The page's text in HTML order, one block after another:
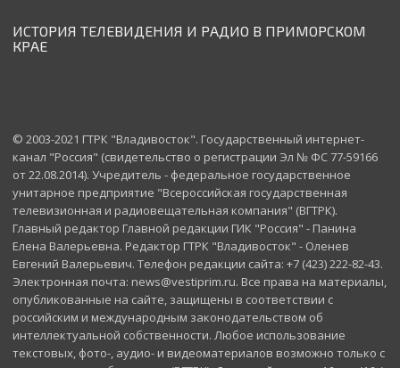
ИСТОРИЯ ТЕЛЕВИДЕНИЯ И РАДИО В ПРИМОРСКОМ
КРАЕ
© 2003-2021 ГТРК "Владивосток". Государственный интернет-
канал "Россия" (свидетельство о регистрации Эл № ФС 77-59166
от 22.08.2014). Учредитель - федеральное государственное
унитарное предприятие "Всероссийская государственная
телевизионная и радиовещательная компания" (ВГТРК).
Главный редактор Главной редакции ГИК "Россия" - Панина
Елена Валерьевна. Редактор ГТРК "Владивосток" - Оленев
Евгений Валерьевич. Телефон редакции сайта: +7 (423) 222-82-43.
Электронная почта: news@vestiprim.ru. Все права на материалы,
опубликованные на сайте, защищены в соответствии с
российским и международным законодательством об
интеллектуальной собственности. Любое использование
текстовых, фото-, аудио- и видеоматериалов возможно только с